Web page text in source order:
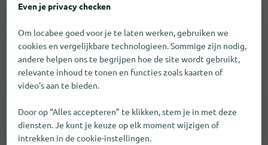
Cadeaus voor mannen in München
Horloges
Consumentenelektronica
Even je privacy checken
Om locabee goed voor je te laten werken, gebruiken we
cookies en vergelijkbare technologieen. Sommige zijn nodig,
andere helpen ons te begrijpen hoe de site wordt gebruikt,
relevante inhoud te tonen en functies zoals kaarten of
video’s aan te bieden.
Door op “Alles accepteren” te klikken, stem je in met deze
diensten. Je kunt je keuze op elk moment wijzigen of
intrekken in de cookie-instellingen.